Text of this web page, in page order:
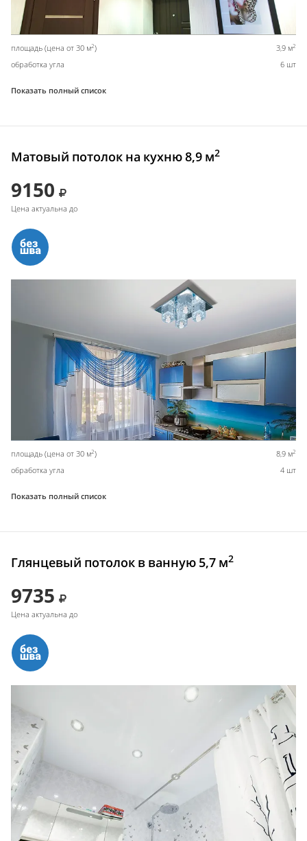
площадь (цена от 30 м2) 3,9 м2
обработка угла 6 шт
Показать полный список
Матовый потолок на кухню 8,9 м2
9150
Цена актуальна до
площадь (цена от 30 м2) 8,9 м2
обработка угла 4 шт
Показать полный список
Глянцевый потолок в ванную 5,7 м2
9735
Цена актуальна до